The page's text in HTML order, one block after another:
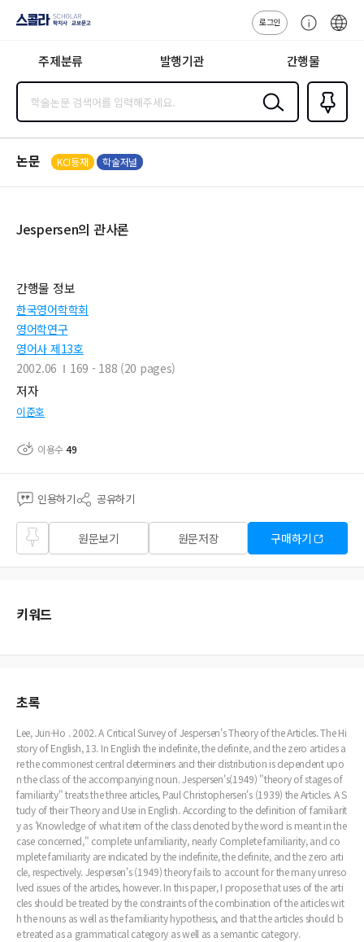
지사·교보문고
로그인
센
주제분류 발행기관 간행물
검색
즐겨찾
기0
논문 KCI등재 학술저널
Jespersen의 관사론
간행물 정보
한국영어학학회
영어학연구
영어사 제13호
2002.06
169 - 188 (20 pages)
저자
이준호
이용수49
인용하기 공유하기
즐겨
찾기
원문보기 원문저장 구매하기
키워드
초록
Lee, Jun-Ho . 2002. A Critical Survey of Jespersen's Theory of the Articles. The Hi
story of English, 13. In English the indefinite, the definite, and the zero articles a
re the commonest central determiners and their distribution is dependent upo
n the class of the accompanying noun. Jespersen's(1949) "theory of stages of
familiarity" treats the three articles, Paul Christophersen's (1939) the Articles. A S
tudy of their Theory and Use in English. According to the definition of familiarit
y as 'Knowledge of what item of the class denoted by the word is meant in the
case concerned," complete unfamiliarity, nearly Complete familiarity, and co
mplete familiarity are indicated by the indefinite, the definite, and the zero arti
cle, respectively. Jespersen's (1949) theory fails to account for the many unreso
lved issues of the articles, however. In this paper, I propose that uses of the arti
cles should be treated by the constraints of the combination of the articles wit
h the nouns as well as the familiarity hypothesis, and that the articles should b
e treated as a grammatical category as well as a semantic category.